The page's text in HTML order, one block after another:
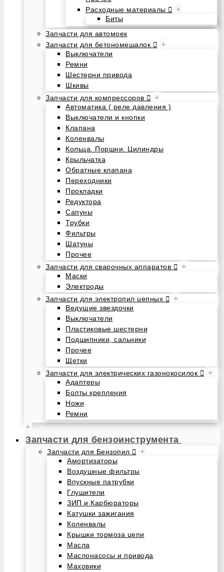
Расходные материалы
+
Биты
Запчасти для автомоек
Запчасти для бетономешалок
+
Выключатели
Ремни
Шестерни привода
Шкивы
Запчасти для компрессоров
+
Автоматика ( реле давления )
Выключатели и кнопки
Клапана
Коленвалы
Кольца. Поршни. Цилиндры
Крыльчатка
Обратные клапана
Переходники
Прокладки
Редуктора
Сапуны
Трубки
Фильтры
Шатуны
Прочее
Запчасти для сварочных аппаратов
+
Маски
Электроды
Запчасти для электропил цепных
+
Ведущие звездочки
Выключатели
Пластиковые шестерни
Подшипники, сальники
Прочее
Щетки
Запчасти для электрических газонокосилок
+
Адаптеры
Болты крепления
Ножи
Ремни
+
Запчасти для бензоинструмента
Запчасти для Бензопил +
Амортизаторы
Воздушные фильтры
Впускные патрубки
Глушители
ЗИП и Карбюраторы
Катушки зажигания
Коленвалы
Крышки тормоза цепи
Масла
Маслонасосы и привода
Маховики